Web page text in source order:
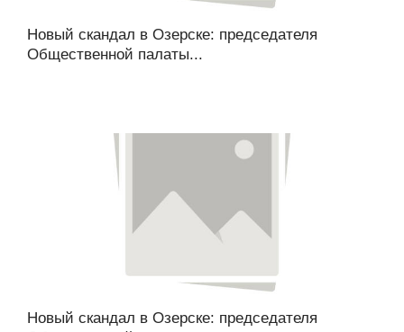
Новый скандал в Озерске: председателя
Общественной палаты...
Новый скандал в Озерске: председателя